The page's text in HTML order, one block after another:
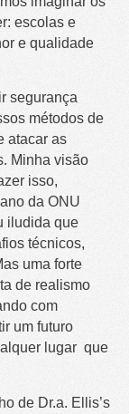
escolas e
e qualidade
segurança
métodos de
atacar as
Minha visão
isso,
da ONU
iludida que
técnicos,
uma forte
de realismo
com
um futuro
lugar que
de Dr.a. Ellis’s